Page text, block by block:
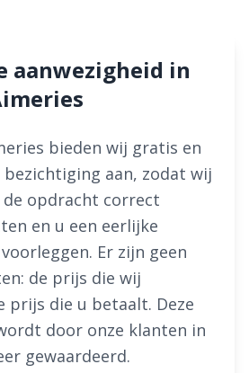
aanwezigheid in
bieden wij gratis en
aan, zodat wij
de opdracht correct
en u een eerlijke
Er zijn geen
de prijs die wij
prijs die u betaalt. Deze
door onze klanten in
gewaardeerd.